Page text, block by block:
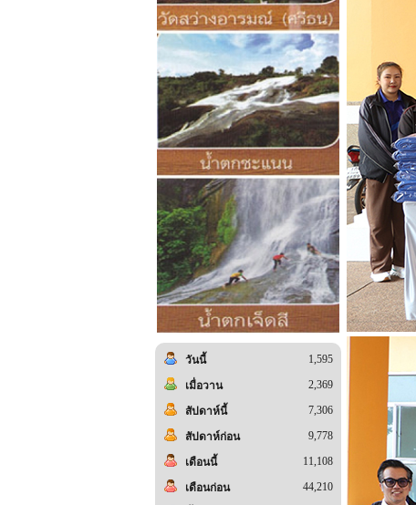
วันนี้ 1,595
เมื่อวาน 2,369
สัปดาห์นี้ 7,306
สัปดาห์ก่อน 9,778
เดือนนี้ 11,108
เดือนก่อน 44,210